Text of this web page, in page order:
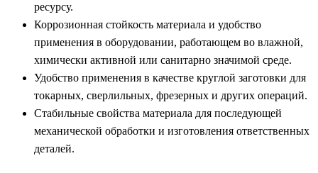
ресурсу.
Коррозионная стойкость материала и удобство
применения в оборудовании, работающем во влажной,
химически активной или санитарно значимой среде.
Удобство применения в качестве круглой заготовки для
токарных, сверлильных, фрезерных и других операций.
Стабильные свойства материала для последующей
механической обработки и изготовления ответственных
деталей.